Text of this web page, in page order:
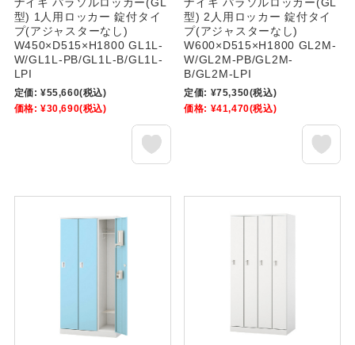
型) 1人用ロッカー 錠付タイ
プ(アジャスターなし)
W450×D515×H1800 GL1L-
W/GL1L-PB/GL1L-B/GL1L-
LPI
定価: ¥55,660(税込)
価格: ¥30,690(税込)
型) 2人用ロッカー 錠付タイ
プ(アジャスターなし)
W600×D515×H1800 GL2M-
W/GL2M-PB/GL2M-
B/GL2M-LPI
定価: ¥75,350(税込)
価格: ¥41,470(税込)